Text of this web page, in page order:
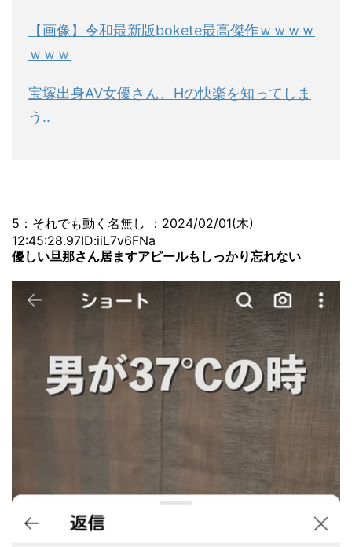
【画像】令和最新版bokete最高傑作ｗｗｗｗ
ｗｗｗ
宝塚出身AV女優さん、Hの快楽を知ってしま
う..
5：それでも動く名無し ：2024/02/01(木)
12:45:28.97ID:iiL7v6FNa
優しい旦那さん居ますアピールもしっかり忘れない